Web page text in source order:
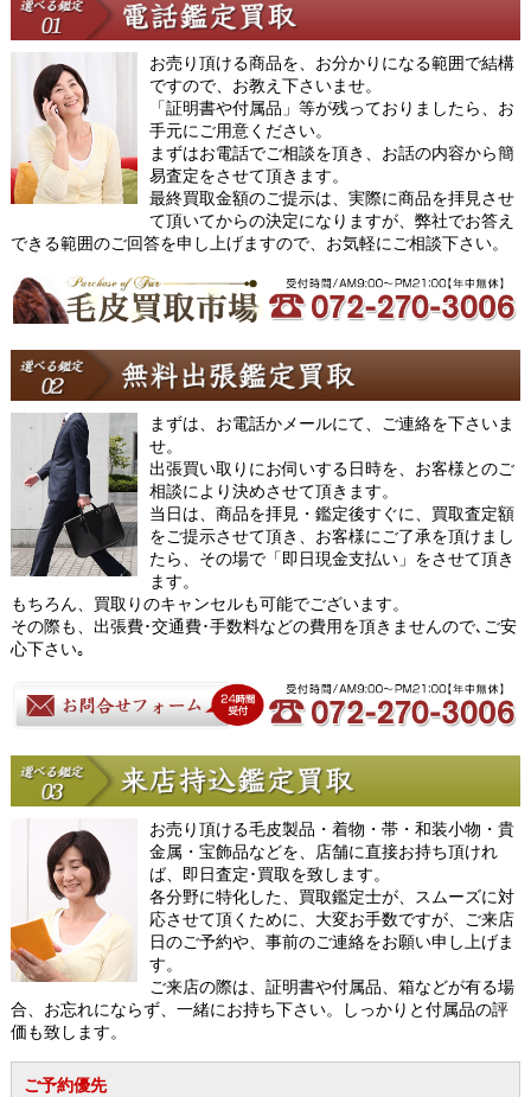
お売り頂ける商品を、お分かりになる範囲で結構
ですので、お教え下さいませ。
「証明書や付属品」等が残っておりましたら、お
手元にご用意ください。
まずはお電話でご相談を頂き、お話の内容から簡
易査定をさせて頂きます。
最終買取金額のご提示は、実際に商品を拝見させ
て頂いてからの決定になりますが、弊社でお答え
できる範囲のご回答を申し上げますので、お気軽にご相談下さい。
まずは、お電話かメールにて、ご連絡を下さいま
せ。
出張買い取りにお伺いする日時を、お客様とのご
相談により決めさせて頂きます。
当日は、商品を拝見・鑑定後すぐに、買取査定額
をご提示させて頂き、お客様にご了承を頂けまし
たら、その場で「即日現金支払い」をさせて頂き
ます。
もちろん、買取りのキャンセルも可能でございます。
その際も、出張費･交通費･手数料などの費用を頂きませんので､ご安
心下さい｡
お売り頂ける毛皮製品・着物・帯・和装小物・貴
金属・宝飾品などを、店舗に直接お持ち頂けれ
ば、即日査定･買取を致します。
各分野に特化した、買取鑑定士が、スムーズに対
応させて頂くために、大変お手数ですが、ご来店
日のご予約や、事前のご連絡をお願い申し上げま
す。
ご来店の際は、証明書や付属品、箱などが有る場
合、お忘れにならず、一緒にお持ち下さい。しっかりと付属品の評
価も致します。
ご予約優先